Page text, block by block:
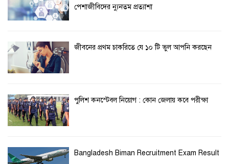
পেশাজীবিদের ন্যুনতম প্রত্যাশা
জীবনের প্রথম চাকরিতে যে ১০ টি ভুল আপনি করছেন
পুলিশ কনস্টেবল নিয়োগ : কোন জেলায় কবে পরীক্ষা
Bangladesh Biman Recruitment Exam Result